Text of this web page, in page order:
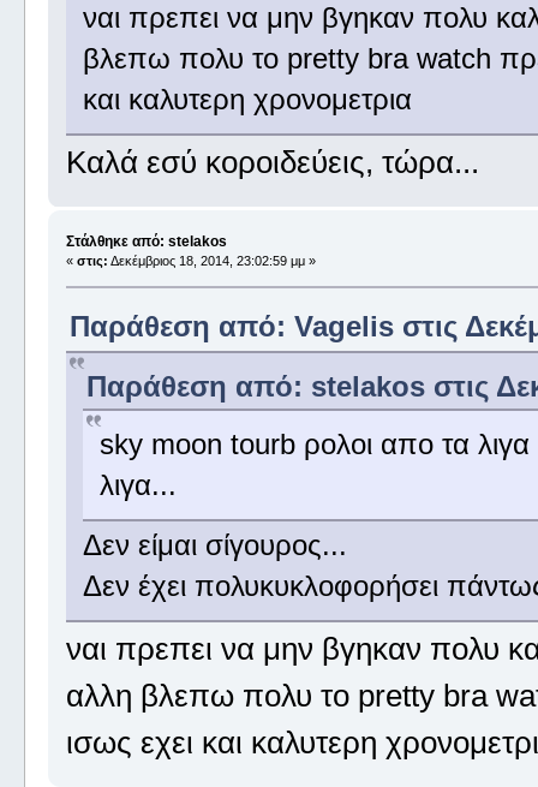
ναι πρεπει να μην βγηκαν πολυ
βλεπω πολυ το pretty bra watch
και καλυτερη χρονομετρια
Καλά εσύ κοροιδεύεις, τώρα...
Στάλθηκε από: stelakos
« στις: Δεκέμβριος 18, 2014, 23:02:59 μμ »
Παράθεση από: Vagelis στις
Παράθεση από: stelakos στις
sky moon tourb ρολοι απο τα
λιγα...
Δεν είμαι σίγουρος...
Δεν έχει πολυκυκλοφορήσει
ναι πρεπει να μην βγηκαν πολυ
αλλη βλεπω πολυ το pretty bra
ισως εχει και καλυτερη